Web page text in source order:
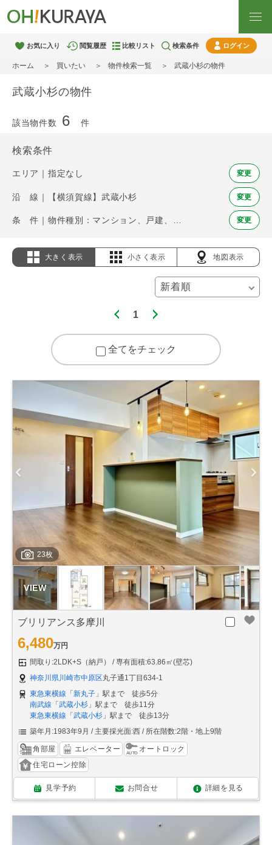
お気に入り 閲覧履歴 比較リスト 検索条件 ログイン
ホーム 買いたい 物件検索一覧 武蔵小杉の物件
武蔵小杉の物件
該当物件数 6 件
検索条件
エリア｜指定なし 変更
沿 線｜【横須賀線】武蔵小杉 変更
変更
大きく表示 小さく表示 地図表示
1
全てをチェック
23枚
ブリリアンス多摩川
6,480万円
間取り:2LDK+S（納戸）
専有面積:63.86㎡(壁芯)
神奈川県川崎市中原区丸子通1丁目634-1
東急東横線 「 新丸子 」駅まで 徒歩5分
南武線 「 武蔵小杉 」駅まで 徒歩11分
東急東横線 「 武蔵小杉 」駅まで 徒歩13分
築年月:1983年9月
主要採光面:西 所在階数:2階・地上9階
角部屋 エレベーター
オートロック
住宅ローン控除
見学予約 お問合せ 詳細を見る